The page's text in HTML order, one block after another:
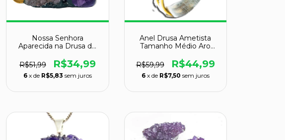
Nossa Senhora
Aparecida na Drusa de
R$51,99
R$34,99
6 x de R$5,83 sem juros
Anel Drusa Ametista
Tamanho Médio Aro
R$59,99
R$44,99
6 x de R$7,50 sem juros